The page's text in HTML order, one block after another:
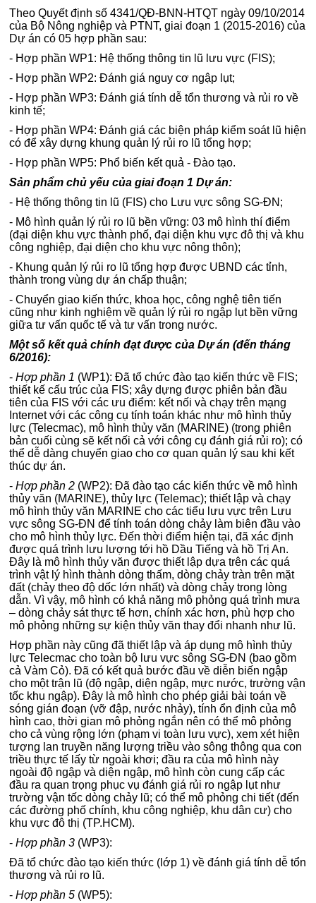
Theo Quyết định số 4341/QĐ-BNN-HTQT ngày 09/10/2014
của Bộ Nông nghiệp và PTNT, giai đoạn 1 (2015-2016) của
Dự án có 05 hợp phần sau:
- Hợp phần WP1: Hệ thống thông tin lũ lưu vực (FIS);
- Hợp phần WP2: Đánh giá nguy cơ ngập lụt;
- Hợp phần WP3: Đánh giá tính dễ tổn thương và rủi ro về
kinh tế;
- Hợp phần WP4: Đánh giá các biện pháp kiểm soát lũ hiện
có để xây dựng khung quản lý rủi ro lũ tổng hợp;
- Hợp phần WP5: Phổ biến kết quả - Đào tạo.
Sản phẩm chủ yếu của giai đoạn 1 Dự án:
- Hệ thống thông tin lũ (FIS) cho Lưu vực sông SG-ĐN;
- Mô hình quản lý rủi ro lũ bền vững: 03 mô hình thí điểm
(đại diện khu vực thành phố, đại diện khu vực đô thị và khu
công nghiệp, đại diện cho khu vực nông thôn);
- Khung quản lý rủi ro lũ tổng hợp được UBND các tỉnh,
thành trong vùng dự án chấp thuận;
- Chuyển giao kiến thức, khoa học, công nghệ tiên tiến
cũng như kinh nghiệm về quản lý rủi ro ngập lụt bền vững
giữa tư vấn quốc tế và tư vấn trong nước.
Một số kết quả chính đạt được của Dự án (đến tháng
6/2016):
-Hợp phần 1 (WP1): Đã tổ chức đào tạo kiến thức về FIS;
thiết kế cấu trúc của FIS; xây dựng được phiên bản đầu
tiên của FIS với các ưu điểm: kết nối và chạy trên mạng
Internet với các công cụ tính toán khác như mô hình thủy
lực (Telecmac), mô hình thủy văn (MARINE) (trong phiên
bản cuối cùng sẽ kết nối cả với công cụ đánh giá rủi ro); có
thể dễ dàng chuyển giao cho cơ quan quản lý sau khi kết
thúc dự án.
-Hợp phần 2 (WP2): Đã đào tạo các kiến thức về mô hình
thủy văn (MARINE), thủy lực (Telemac); thiết lập và chạy
mô hình thủy văn MARINE cho các tiểu lưu vực trên Lưu
vực sông SG-ĐN để tính toán dòng chảy làm biên đầu vào
cho mô hình thủy lực. Đến thời điểm hiện tại, đã xác định
được quá trình lưu lượng tới hồ Dầu Tiếng và hồ Trị An.
Đây là mô hình thủy văn được thiết lập dựa trên các quá
trình vật lý hình thành dòng thấm, dòng chảy tràn trên mặt
đất (chảy theo độ dốc lớn nhất) và dòng chảy trong lòng
dẫn. Vì vậy, mô hình có khả năng mô phỏng quá trình mưa
– dòng chảy sát thực tế hơn, chính xác hơn, phù hợp cho
mô phỏng những sự kiện thủy văn thay đổi nhanh như lũ.
Hợp phần này cũng đã thiết lập và áp dụng mô hình thủy
lực Telecmac cho toàn bộ lưu vực sông SG-ĐN (bao gồm
cả Vàm Cỏ). Đã có kết quả bước đầu về diễn biến ngập
cho một trận lũ (độ ngập, diện ngập, mực nước, trường vận
tốc khu ngập). Đây là mô hình cho phép giải bài toán về
sóng gián đoạn (vỡ đập, nước nhảy), tính ổn định của mô
hình cao, thời gian mô phỏng ngắn nên có thể mô phỏng
cho cả vùng rộng lớn (phạm vi toàn lưu vực), xem xét hiện
tượng lan truyền năng lượng triều vào sông thông qua con
triều thực tế lấy từ ngoài khơi; đầu ra của mô hình này
ngoài độ ngập và diện ngập, mô hình còn cung cấp các
đầu ra quan trọng phục vụ đánh giá rủi ro ngập lụt như
trường vận tốc dòng chảy lũ; có thể mô phỏng chi tiết (đến
các đường phố chính, khu công nghiệp, khu dân cư) cho
khu vực đô thị (TP.HCM).
-Hợp phần 3 (WP3):
Đã tổ chức đào tạo kiến thức (lớp 1) về đánh giá tính dễ tổn
thương và rủi ro lũ.
-Hợp phần 5 (WP5):